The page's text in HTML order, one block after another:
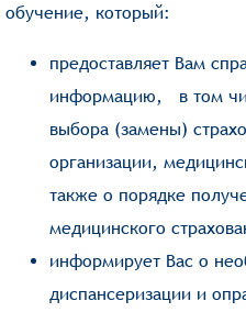
обучение, который:
предоставляет Вам
информацию, в том
выбора (замены)
организации,
также о порядке
медицинского
информирует Вас о
диспансеризации и